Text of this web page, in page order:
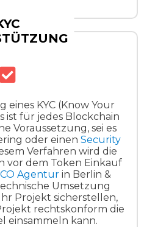
KYC (Know Your
ist für jedes Blockchain
Voraussetzung, sei es
oder einen Security
Verfahren wird die
vor dem Token Einkauf
Agenturin Berlin &
Umsetzung
Projekt sicherstellen,
rechtskonform die
einsammeln kann.